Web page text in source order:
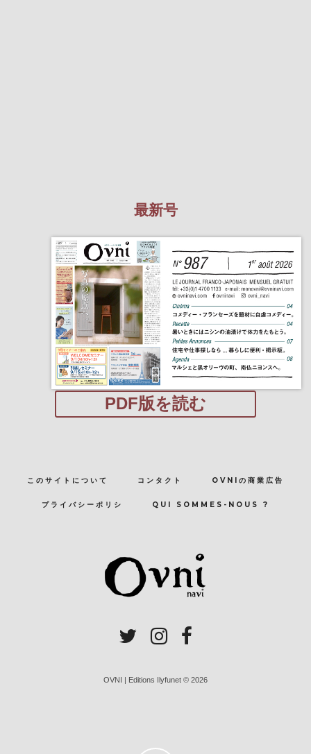
最新号
PDF版を読む
このサイトについて コンタクト OVNIの商業広告
プライバシーポリシ QUI SOMMES-NOUS ?
OVNI | Editions Ilyfunet © 2026